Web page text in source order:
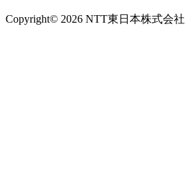
Copyright© 2026 NTT東日本株式会